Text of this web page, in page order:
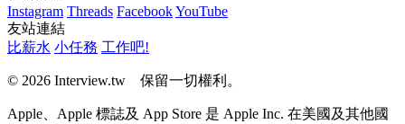
Instagram Threads FacebookYouTube
友站連結
比薪水 小任務 工作吧!
© 2026 Interview.tw 保留一切權利。
Apple、Apple 標誌及 App Store 是 Apple Inc. 在美國及其他國